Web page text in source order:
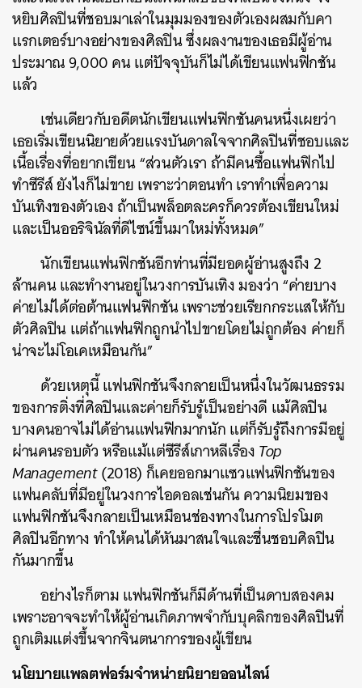
หยิบศิลปินที่ชอบมาเล่าในมุมมองของตัวเองผสมกับคา
แรกเตอร์บางอย่างของศิลปิน ซึ่งผลงานของเธอมีผู้อ่าน
ประมาณ 9,000 คน แต่ปัจจุบันก็ไม่ได้เขียนแฟนฟิกชัน
แล้ว
เช่นเดียวกับอดีตนักเขียนแฟนฟิกชันคนหนึ่งเผยว่า
เธอเริ่มเขียนนิยายด้วยแรงบันดาลใจจากศิลปินที่ชอบและ
เนื้อเรื่องที่อยากเขียน “ส่วนตัวเรา ถ้ามีคนซื้อแฟนฟิกไป
ทำซีรีส์ ยังไงก็ไม่ขาย เพราะว่าตอนทำ เราทำเพื่อความ
บันเทิงของตัวเอง ถ้าเป็นพล็อตละครก็ควรต้องเขียนใหม่
และเป็นออริจินัลที่ดีไซน์ขึ้นมาใหม่ทั้งหมด”
นักเขียนแฟนฟิกชันอีกท่านที่มียอดผู้อ่านสูงถึง 2
ล้านคน และทำงานอยู่ในวงการบันเทิง มองว่า “ค่ายบาง
ค่ายไม่ได้ต่อต้านแฟนฟิกชัน เพราะช่วยเรียกกระแสให้กับ
ตัวศิลปิน แต่ถ้าแฟนฟิกถูกนำไปขายโดยไม่ถูกต้อง ค่ายก็
น่าจะไม่โอเคเหมือนกัน”
ด้วยเหตุนี้ แฟนฟิกชันจึงกลายเป็นหนึ่งในวัฒนธรรม
ของการติ่งที่ศิลปินและค่ายก็รับรู้เป็นอย่างดี แม้ศิลปิน
บางคนอาจไม่ได้อ่านแฟนฟิกมากนัก แต่ก็รับรู้ถึงการมีอยู่
ผ่านคนรอบตัว หรือแม้แต่ซีรีส์เกาหลีเรื่องTop
Management(2018) ก็เคยออกมาแซวแฟนฟิกชันของ
แฟนคลับที่มีอยู่ในวงการไอดอลเช่นกัน ความนิยมของ
แฟนฟิกชันจึงกลายเป็นเหมือนช่องทางในการโปรโมต
ศิลปินอีกทาง ทำให้คนได้หันมาสนใจและชื่นชอบศิลปิน
กันมากขึ้น
อย่างไรก็ตาม แฟนฟิกชันก็มีด้านที่เป็นดาบสองคม
เพราะอาจจะทำให้ผู้อ่านเกิดภาพจำกับบุคลิกของศิลปินที่
ถูกเติมแต่งขึ้นจากจินตนาการของผู้เขียน
นโยบายแพลตฟอร์มจำหน่ายนิยายออนไลน์